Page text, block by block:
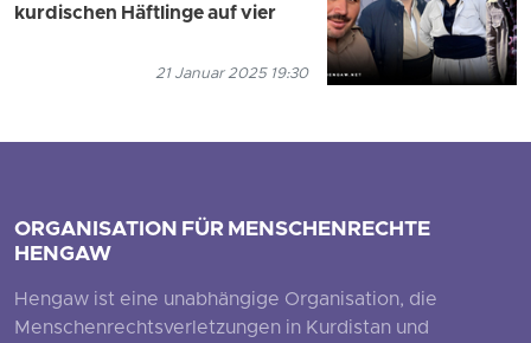
kurdischen Häftlinge auf vier
21 Januar 2025 19:30
ORGANISATION FÜR MENSCHENRECHTE
HENGAW
Hengaw ist eine unabhängige Organisation, die
Menschenrechtsverletzungen in Kurdistan und